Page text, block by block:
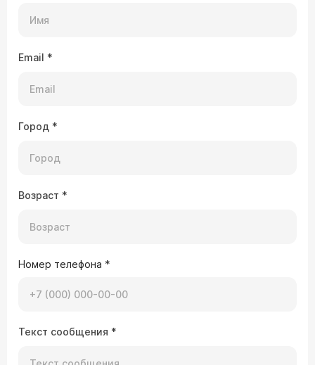
Email *
Город *
Возраст *
Номер телефона *
Текст сообщения *